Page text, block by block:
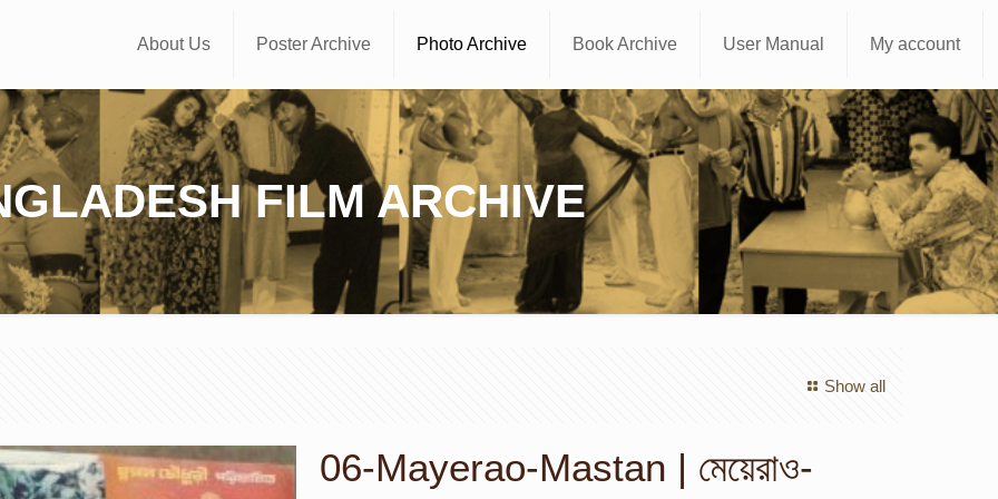
About Us Poster Archive Photo Archive Book Archive User Manual My account
FILM ARCHIVE
Show all
06-Mayerao-Mastan | মেয়েরাও-